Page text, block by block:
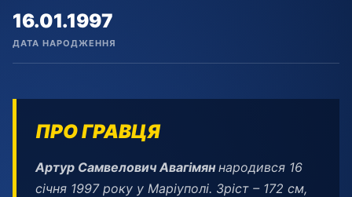
16.01.1997
ДАТА НАРОДЖЕННЯ
ПРО ГРАВЦЯ
Артур Самвелович Авагімян народився 16
січня 1997 року у Маріуполі. Зріст – 172 см,